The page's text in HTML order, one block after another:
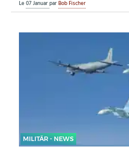
Le07 JanuarparBob Fischer
MILITÄR - NEWS